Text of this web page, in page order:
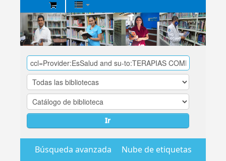
Biblioteca
Central
EsSalud
Ir
Búsqueda avanzada Nube de etiquetas